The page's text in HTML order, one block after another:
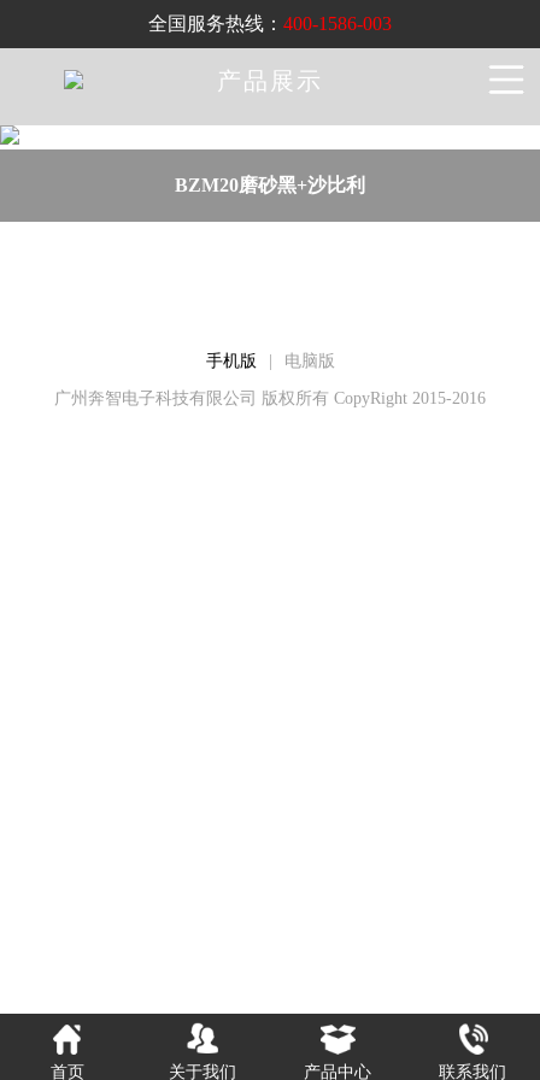
全国服务热线： 400-1586-003
产品展示
BZM20磨砂黑+沙比利
手机版 电脑版
广州奔智电子科技有限公司 版权所有 CopyRight 2015-2016
首页 关于我们 产品中心 联系我们